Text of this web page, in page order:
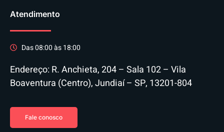
Atendimento
Das 08:00 às 18:00
Endereço: R. Anchieta, 204 – Sala 102 – Vila
Boaventura (Centro), Jundiaí – SP, 13201-804
Fale conosco